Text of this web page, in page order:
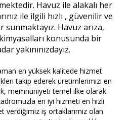
Havuz ile alakalı her
ile ilgili hızlı , güvenilir ve
Havuz arıza,
konusunda bir
yakınınızdayız.
en yüksek kalitede hizmet
takip ederek üretimlerimizi en
memnuniyeti temel ilke olarak
en iyi hizmeti en hızlı
verdiğimiz iş ortaklarımız olan